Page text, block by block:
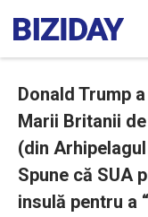
Donald Trump
Marii Britanii
(din
Spune că SUA
insulă pentru a